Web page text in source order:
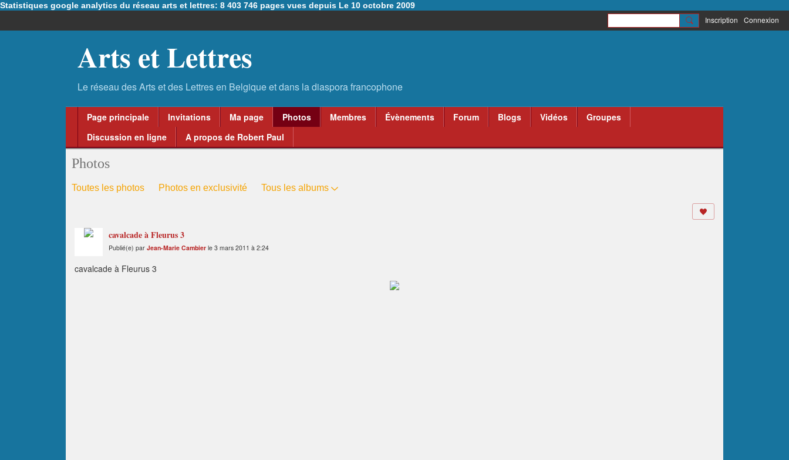
Statistiques google analytics du réseau arts et lettres: 8 403 746 pages vues depuis Le 10 octobre 2009
Inscription Connexion
Arts et Lettres
Page principale Invitations Ma page Photos Membres Évènements Forum Blogs Vidéos
Groupes
Discussion en ligne
A propos de Robert Paul
Photos
Toutes les photos Photos en exclusivité Tous les albums
cavalcade à Fleurus 3
Publié(e) par Jean-Marie Cambier le 3 mars 2011 à 2:24
cavalcade à Fleurus 3